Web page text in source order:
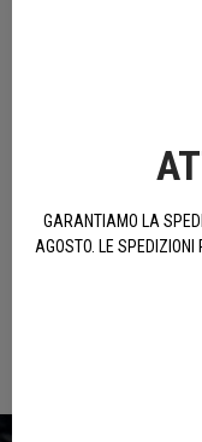
GARANTIAMO LA
AGOSTO. LE